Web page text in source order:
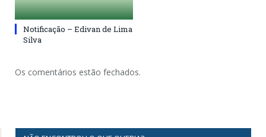
Notificação – Edivan de Lima
Silva
Os comentários estão fechados.